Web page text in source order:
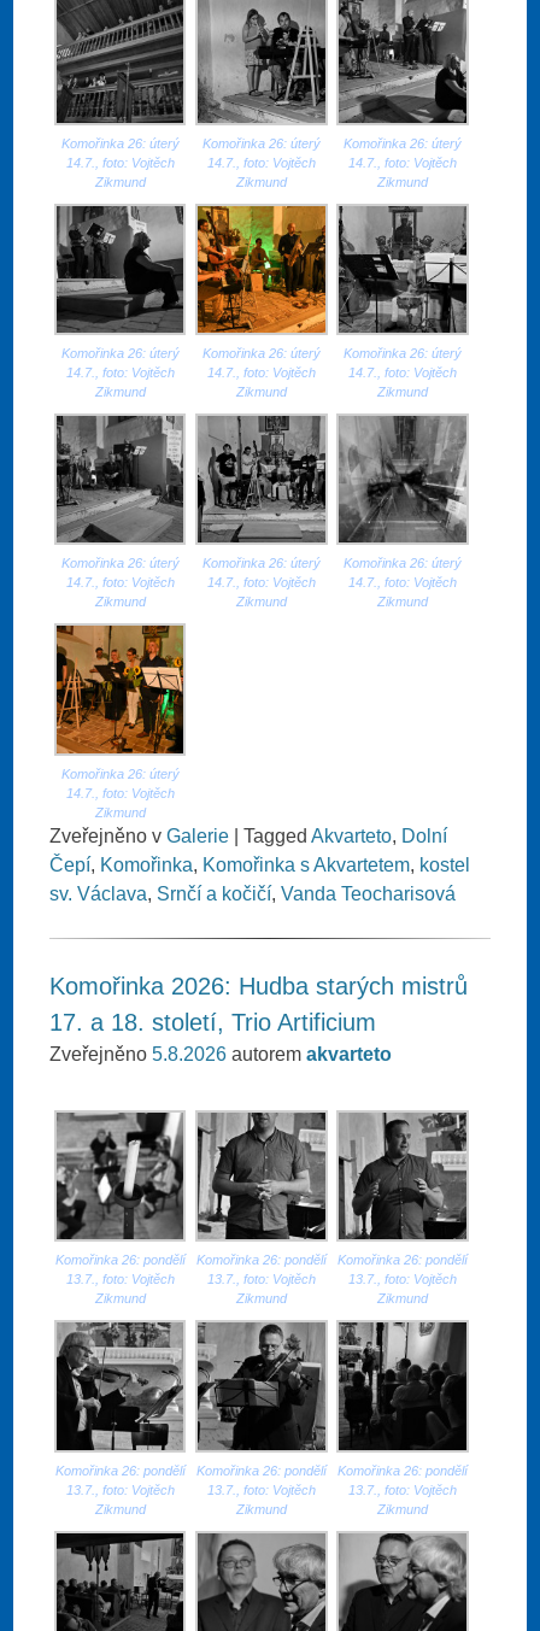
Komořinka 26: úterý
14.7., foto: Vojtěch
Zikmund
Komořinka 26: úterý
14.7., foto: Vojtěch
Zikmund
Komořinka 26: úterý
14.7., foto: Vojtěch
Zikmund
Komořinka 26: úterý
14.7., foto: Vojtěch
Zikmund
Komořinka 26: úterý
14.7., foto: Vojtěch
Zikmund
Komořinka 26: úterý
14.7., foto: Vojtěch
Zikmund
Komořinka 26: úterý
14.7., foto: Vojtěch
Zikmund
Komořinka 26: úterý
14.7., foto: Vojtěch
Zikmund
Komořinka 26: úterý
14.7., foto: Vojtěch
Zikmund
Komořinka 26: úterý
14.7., foto: Vojtěch
Zikmund
Zveřejněno vGalerie |TaggedAkvarteto, Dolní
Čepí, Komořinka, Komořinka s Akvartetem, kostel
sv. Václava, Srnčí a kočičí,Vanda Teocharisová
Komořinka 2026: Hudba starých mistrů
17. a 18. století, Trio Artificium
Zveřejněno5.8.2026 autoremakvarteto
Komořinka 26: pondělí
13.7., foto: Vojtěch
Zikmund
Komořinka 26: pondělí
13.7., foto: Vojtěch
Zikmund
Komořinka 26: pondělí
13.7., foto: Vojtěch
Zikmund
Komořinka 26: pondělí
13.7., foto: Vojtěch
Zikmund
Komořinka 26: pondělí
13.7., foto: Vojtěch
Zikmund
Komořinka 26: pondělí
13.7., foto: Vojtěch
Zikmund